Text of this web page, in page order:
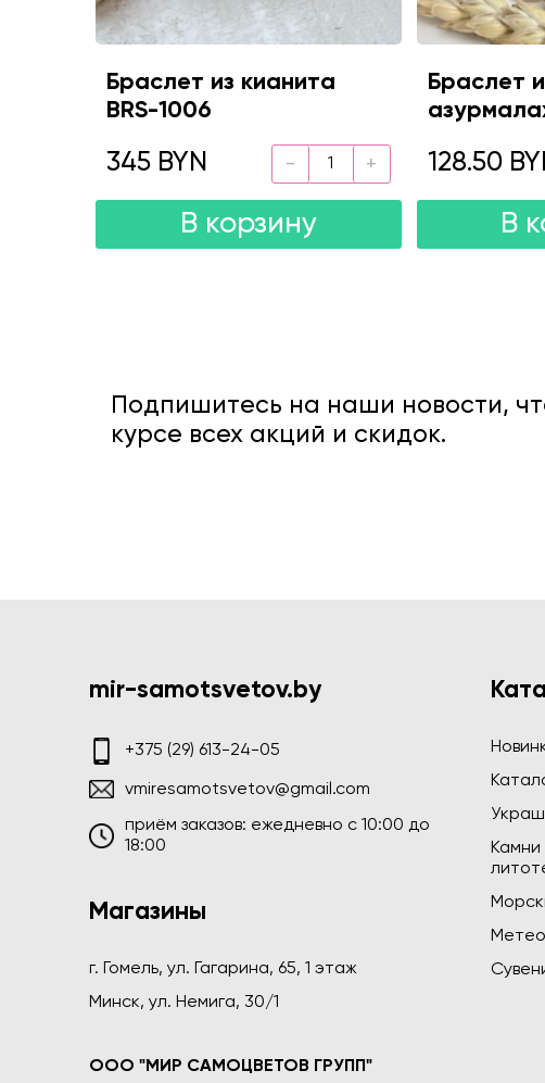
Браслет из кианита
BRS-1006
345 BYN
В корзину
Браслет
128.50
В
Подпишитесь на наши новости,
курсе всех акций и скидок.
mir-samotsvetov.by
+375 (29) 613-24-05
vmiresamotsvetov@gmail.com
приём заказов: ежедневно c 10:00 до
18:00
Магазины
г. Гомель, ул. Гагарина, 65, 1 этаж
Минск, ул. Немига, 30/1
Камни
ООО "МИР САМОЦВЕТОВ ГРУПП"